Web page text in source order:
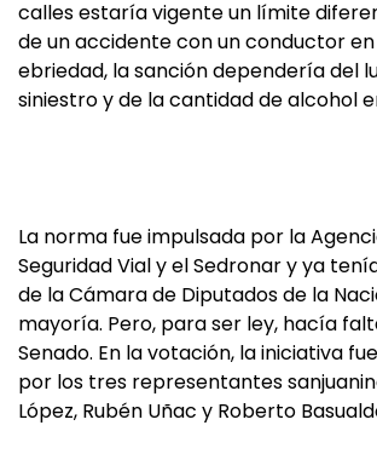
calles estaría vigente un límite
de un accidente con un conductor
ebriedad, la sanción dependería del
siniestro y de la cantidad de alcohol
La norma fue impulsada por la
Seguridad Vial y el Sedronar y ya
de la Cámara de Diputados de la
mayoría. Pero, para ser ley, hacía
Senado. En la votación, la iniciativa
por los tres representantes
López, Rubén Uñac y Roberto